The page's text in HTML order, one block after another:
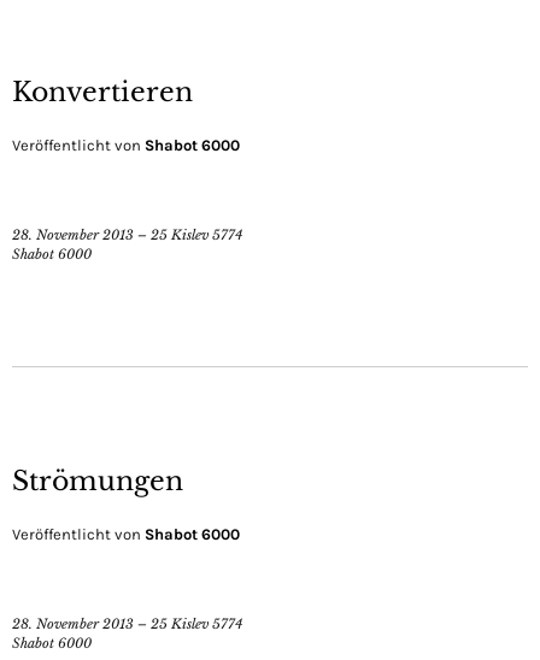
Konvertieren
Veröffentlicht von Shabot 6000
28. November 2013 – 25 Kislev 5774
Shabot 6000
Strömungen
Veröffentlicht von Shabot 6000
28. November 2013 – 25 Kislev 5774
Shabot 6000